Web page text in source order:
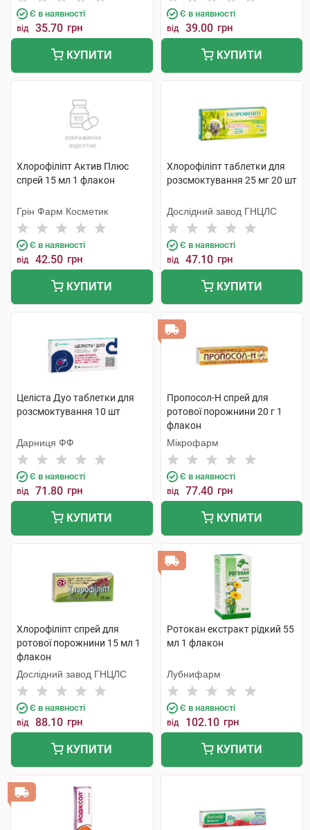
Є в наявності
від 35.70 грн
КУПИТИ
Є в наявності
від 39.00 грн
КУПИТИ
Хлорофіліпт Актив Плюс
спрей 15 мл 1 флакон
Грін Фарм Косметик
Є в наявності
від 42.50 грн
КУПИТИ
Хлорофіліпт таблетки для
розсмоктування 25 мг 20 шт
Дослідний завод ГНЦЛС
Є в наявності
від 47.10 грн
КУПИТИ
Целіста Дуо таблетки для
розсмоктування 10 шт
Дарниця ФФ
Є в наявності
від 71.80 грн
КУПИТИ
Пропосол-Н спрей для
ротової порожнини 20 г 1
флакон
Мікрофарм
Є в наявності
від 77.40 грн
КУПИТИ
Хлорофіліпт спрей для
ротової порожнини 15 мл 1
флакон
Дослідний завод ГНЦЛС
Є в наявності
від 88.10 грн
КУПИТИ
Ротокан екстракт рідкий 55
мл 1 флакон
Лубнифарм
Є в наявності
від 102.10 грн
КУПИТИ